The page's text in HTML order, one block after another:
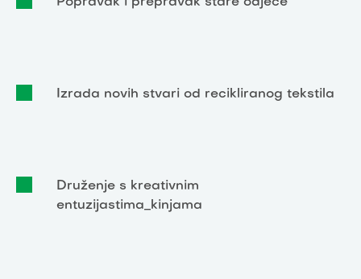
Izrada novih stvari od recikliranog tekstila
Druženje s kreativnim
entuzijastima_kinjama